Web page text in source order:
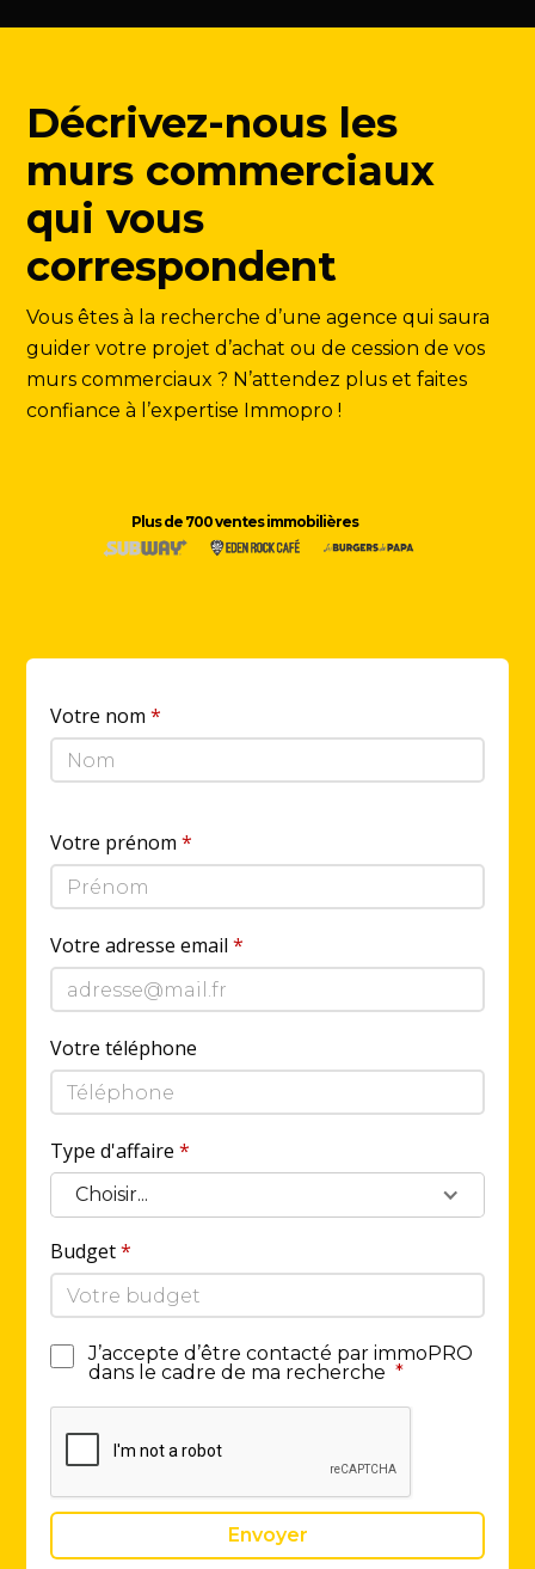
Décrivez-nous les
murs commerciaux
qui vous
correspondent
Vous êtes à la recherche d’une agence qui saura
guider votre projet d’achat ou de cession de vos
murs commerciaux ? N’attendez plus et faites
confiance à l’expertise Immopro !
Plus de 700 ventes immobilières
Votre nom*
Votre prénom*
Votre adresse email*
Votre téléphone
Type d'affaire*
Choisir...
Budget*
J’accepte d’être contacté par immoPRO
dans le cadre de ma recherche*